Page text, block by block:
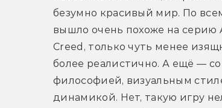
безумно красивый мир. По
вышло очень похоже на серию
Creed, только чуть менее
более реалистично. А ещё — со
философией, визуальным
динамикой. Нет, такую игру